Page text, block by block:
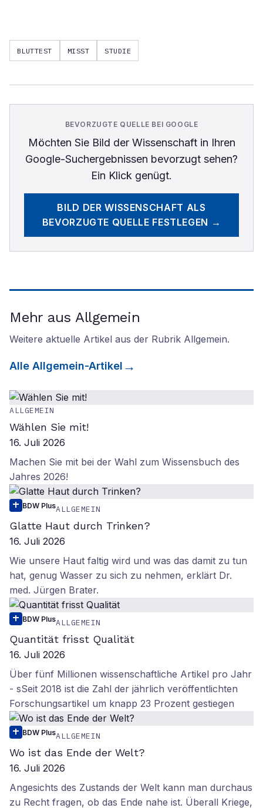
BLUTTEST MISST STUDIE
BEVORZUGTE QUELLE BEI GOOGLE
Möchten Sie Bild der Wissenschaftin Ihren
Google-Suchergebnissen bevorzugt sehen?
Ein Klick genügt.
BILD DER WISSENSCHAFT ALS
BEVORZUGTE QUELLE FESTLEGEN →
Mehr aus Allgemein
Weitere aktuelle Artikel aus der Rubrik Allgemein.
Alle Allgemein-Artikel
ALLGEMEIN
Wählen Sie mit!
16. Juli 2026
Machen Sie mit bei der Wahl zum Wissensbuch des
Jahres 2026!
BDW PlusALLGEMEIN
Glatte Haut durch Trinken?
16. Juli 2026
Wie unsere Haut faltig wird und was das damit zu tun
hat, genug Wasser zu sich zu nehmen, erklärt Dr.
med. Jürgen Brater.
BDW PlusALLGEMEIN
Quantität frisst Qualität
16. Juli 2026
Über fünf Millionen wissenschaftliche Artikel pro Jahr
- sSeit 2018 ist die Zahl der jährlich veröffentlichten
Forschungsartikel um knapp 23 Prozent gestiegen
BDW PlusALLGEMEIN
Wo ist das Ende der Welt?
16. Juli 2026
Angesichts des Zustands der Welt kann man durchaus
zu Recht fragen, ob das Ende nahe ist. Überall Kriege,